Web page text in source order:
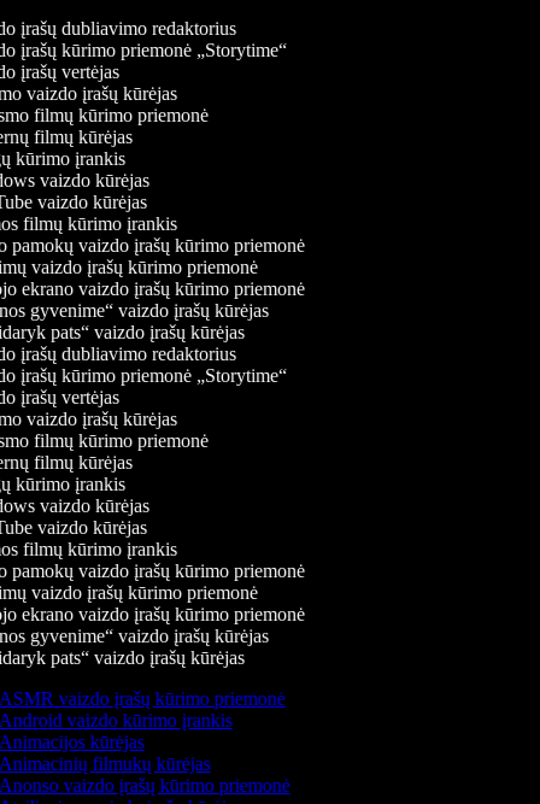
įrašų dubliavimo redaktorius
įrašų kūrimo priemonė „Storytime“
įrašų vertėjas
vaizdo įrašų kūrėjas
filmų kūrimo priemonė
filmų kūrėjas
kūrimo įrankis
vaizdo kūrėjas
vaizdo kūrėjas
filmų kūrimo įrankis
pamokų vaizdo įrašų kūrimo priemonė
vaizdo įrašų kūrimo priemonė
ekrano vaizdo įrašų kūrimo priemonė
gyvenime“ vaizdo įrašų kūrėjas
pats“ vaizdo įrašų kūrėjas
įrašų dubliavimo redaktorius
įrašų kūrimo priemonė „Storytime“
įrašų vertėjas
vaizdo įrašų kūrėjas
filmų kūrimo priemonė
filmų kūrėjas
kūrimo įrankis
vaizdo kūrėjas
vaizdo kūrėjas
filmų kūrimo įrankis
pamokų vaizdo įrašų kūrimo priemonė
vaizdo įrašų kūrimo priemonė
ekrano vaizdo įrašų kūrimo priemonė
gyvenime“ vaizdo įrašų kūrėjas
pats“ vaizdo įrašų kūrėjas
vaizdo įrašų kūrimo priemonė
vaizdo kūrimo įrankis
kūrėjas
filmukų kūrėjas
vaizdo įrašų kūrimo priemonė